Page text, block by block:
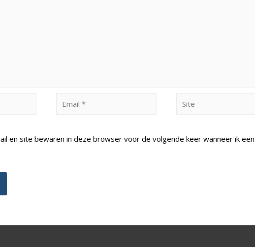
en site bewaren in deze browser voor de volgende keer wanneer ik een